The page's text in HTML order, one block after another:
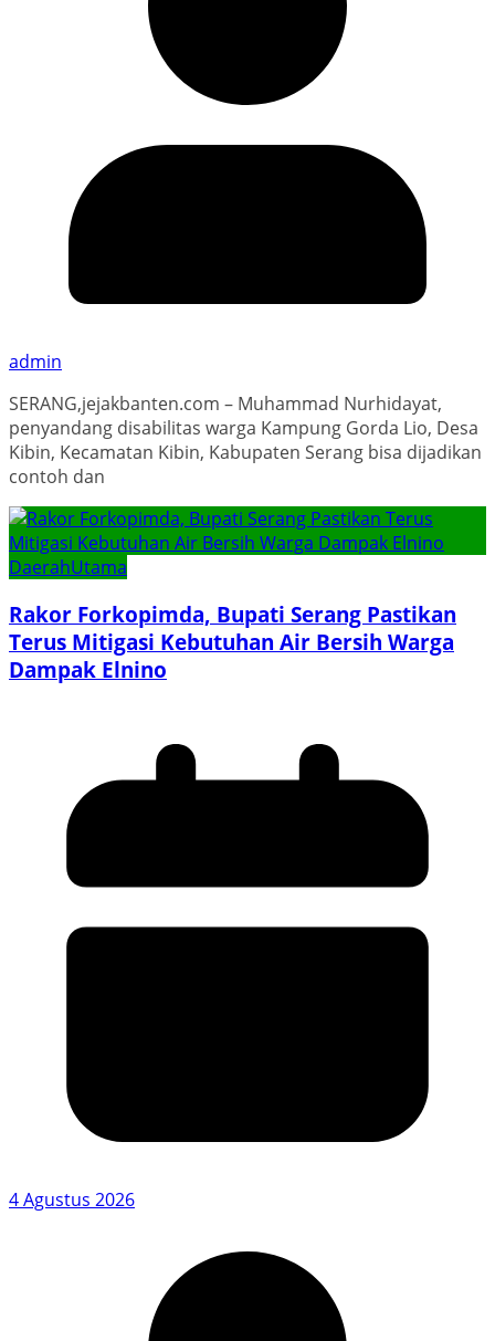
admin
SERANG,jejakbanten.com – Muhammad Nurhidayat,
penyandang disabilitas warga Kampung Gorda Lio, Desa
Kibin, Kecamatan Kibin, Kabupaten Serang bisa dijadikan
contoh dan
DaerahUtama
Rakor Forkopimda, Bupati Serang Pastikan
Terus Mitigasi Kebutuhan Air Bersih Warga
Dampak Elnino
4 Agustus 2026